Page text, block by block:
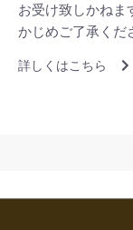
お受け致しかねま
かじめご了承くだ
詳しくはこちら